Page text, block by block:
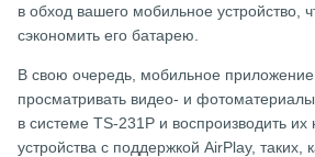
в обход вашего мобильное устройство,
сэкономить его батарею.
В свою очередь, мобильное приложение
просматривать видео- и
в системе TS-231P и воспроизводить их
устройства с поддержкой AirPlay, таких,